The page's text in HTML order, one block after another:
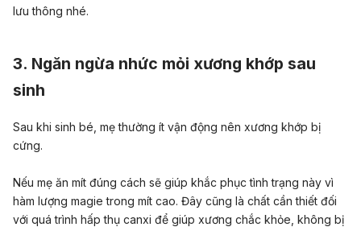
lưu thông nhé.
3. Ngăn ngừa nhức mỏi xương khớp sau
sinh
Sau khi sinh bé, mẹ thường ít vận động nên xương khớp bị
cứng.
Nếu mẹ ăn mít đúng cách sẽ giúp khắc phục tình trạng này vì
hàm lượng magie trong mít cao. Đây cũng là chất cần thiết đối
với quá trình hấp thụ canxi để giúp xương chắc khỏe, không bị